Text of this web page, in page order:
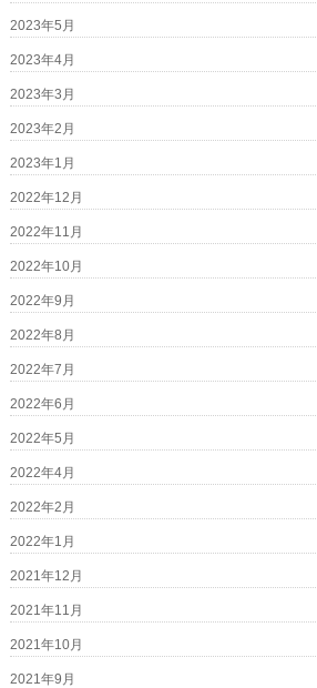
2023年5月
2023年4月
2023年3月
2023年2月
2023年1月
2022年12月
2022年11月
2022年10月
2022年9月
2022年8月
2022年7月
2022年6月
2022年5月
2022年4月
2022年2月
2022年1月
2021年12月
2021年11月
2021年10月
2021年9月